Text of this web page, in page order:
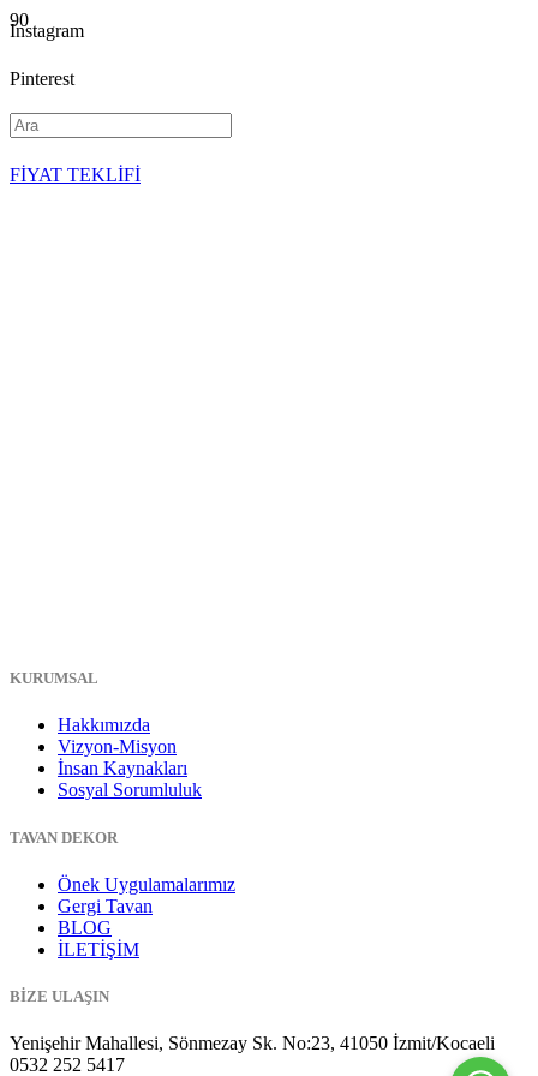
Instagram
Pinterest
YouTube
FİYAT TEKLİFİ
KURUMSAL
Hakkımızda
Vizyon-Misyon
İnsan Kaynakları
Sosyal Sorumluluk
TAVAN DEKOR
Önek Uygulamalarımız
Gergi Tavan
BLOG
İLETİŞİM
BİZE ULAŞIN
Yenişehir Mahallesi, Sönmezay Sk. No:23, 41050 İzmit/Kocaeli
0532 252 5417